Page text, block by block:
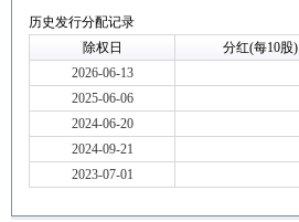
历史发行分配记录
除权日
分红(每10股)
2026-06-13
2025-06-06
2024-06-20
2024-09-21
2023-07-01